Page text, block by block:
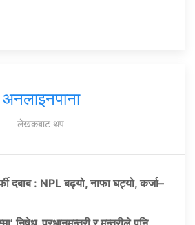
अनलाइनपाना
लेखकबाट थप
दबाब : NPL बढ्यो, नाफा घट्यो, कर्जा–